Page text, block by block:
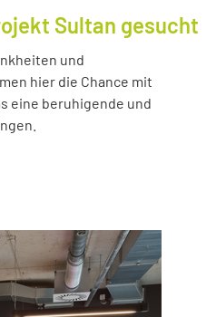
Sultan gesucht
und
hier die Chance mit
eine beruhigende und